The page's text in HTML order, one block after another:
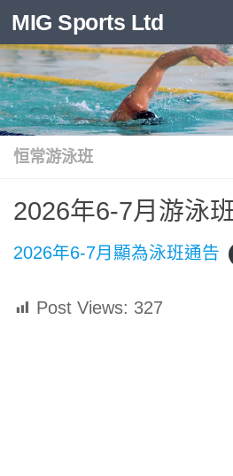
Skip to content
MIG Sports Ltd
恒常游泳班
2026年6-7月游泳
2026年6-7月顯為泳班通告
Post Views: 327